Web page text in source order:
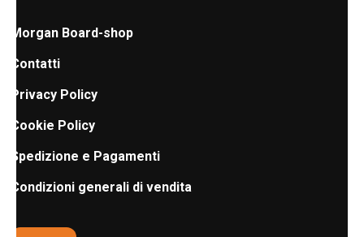
Morgan Board-shop
Contatti
Privacy Policy
Cookie Policy
Spedizione e Pagamenti
Condizioni generali di vendita